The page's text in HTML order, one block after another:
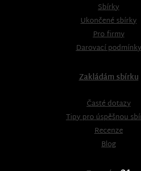
Sbírky
Ukončené sbírky
Pro firmy
Darovací podmínky
Zakládám sbírku
Časté dotazy
Tipy pro úspěšnou
Recenze
Blog